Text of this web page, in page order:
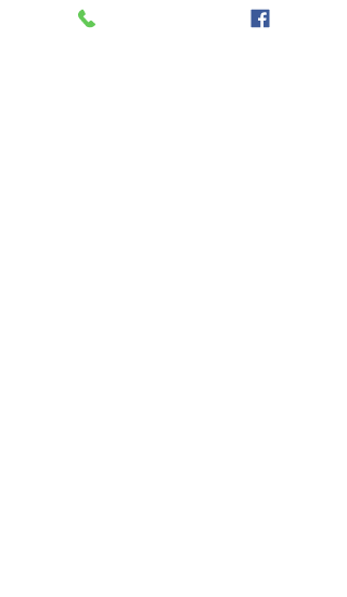
pour les conséquences sur la santé.